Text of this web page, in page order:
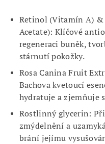
Retinol (Vitamín A)
Acetate): Klíčové
regeneraci buněk,
stárnutí pokožky.
Rosa Canina Fruit
Bachova kvetoucí
hydratuje a zjemňuje
Rostlinný glycerin:
zmýdelnění a
brání jejímu